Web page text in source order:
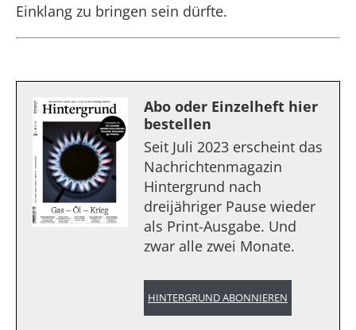
Einklang zu bringen sein dürfte.
Abo oder Einzelheft hier
bestellen
Seit Juli 2023 erscheint das
Nachrichtenmagazin
Hintergrund nach
dreijähriger Pause wieder
als Print-Ausgabe. Und
zwar alle zwei Monate.
HINTERGRUND ABONNIEREN